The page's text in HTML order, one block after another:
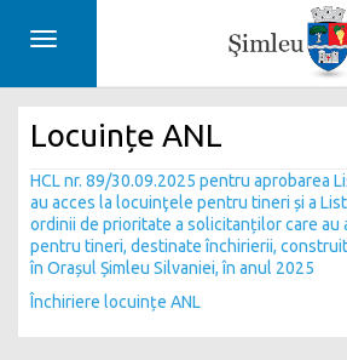
Toggle
Locuințe ANL
HCL nr. 89/30.09.2025 pentru aprobarea
au acces la locuinţele pentru tineri și a
ordinii de prioritate a solicitanților care au
pentru tineri, destinate închirierii,
în Orașul Șimleu Silvaniei, în anul 2025
Închiriere locuințe ANL